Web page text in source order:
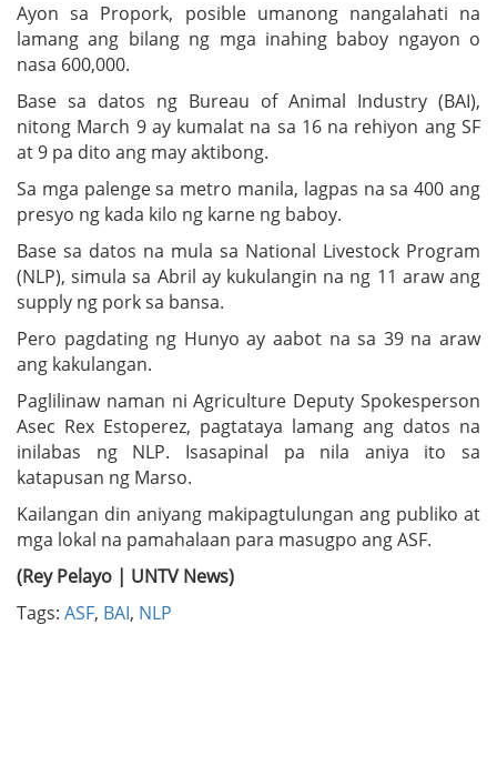
Ayon sa Propork, posible umanong nangalahati na
lamang ang bilang ng mga inahing baboy ngayon o
nasa 600,000.
Base sa datos ng Bureau of Animal Industry (BAI),
nitong March 9 ay kumalat na sa 16 na rehiyon ang SF
at 9 pa dito ang may aktibong.
Sa mga palenge sa metro manila, lagpas na sa 400 ang
presyo ng kada kilo ng karne ng baboy.
Base sa datos na mula sa National Livestock Program
(NLP), simula sa Abril ay kukulangin na ng 11 araw ang
supply ng pork sa bansa.
Pero pagdating ng Hunyo ay aabot na sa 39 na araw
ang kakulangan.
Paglilinaw naman ni Agriculture Deputy Spokesperson
Asec Rex Estoperez, pagtataya lamang ang datos na
inilabas ng NLP. Isasapinal pa nila aniya ito sa
katapusan ng Marso.
Kailangan din aniyang makipagtulungan ang publiko at
mga lokal na pamahalaan para masugpo ang ASF.
(Rey Pelayo | UNTV News)
Tags: ASF, BAI, NLP